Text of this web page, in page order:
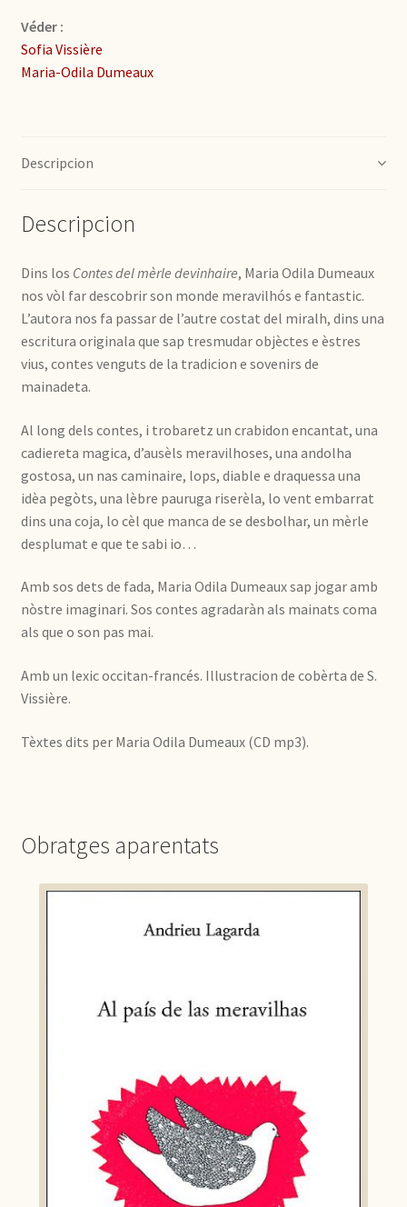
Véder :
Sofia Vissière
Maria-Odila Dumeaux
Descripcion
Descripcion
Dins los Contes del mèrle devinhaire, Maria Odila Dumeaux
nos vòl far descobrir son monde meravilhós e fantastic.
L’autora nos fa passar de l’autre costat del miralh, dins una
escritura originala que sap tresmudar objèctes e èstres
vius, contes venguts de la tradicion e sovenirs de
mainadeta.
Al long dels contes, i trobaretz un crabidon encantat, una
cadiereta magica, d’ausèls meravilhoses, una andolha
gostosa, un nas caminaire, lops, diable e draquessa una
idèa pegòts, una lèbre pauruga riserèla, lo vent embarrat
dins una coja, lo cèl que manca de se desbolhar, un mèrle
desplumat e que te sabi io…
Amb sos dets de fada, Maria Odila Dumeaux sap jogar amb
nòstre imaginari. Sos contes agradaràn als mainats coma
als que o son pas mai.
Amb un lexic occitan-francés. Illustracion de cobèrta de S.
Vissière.
Tèxtes dits per Maria Odila Dumeaux (CD mp3).
Obratges aparentats